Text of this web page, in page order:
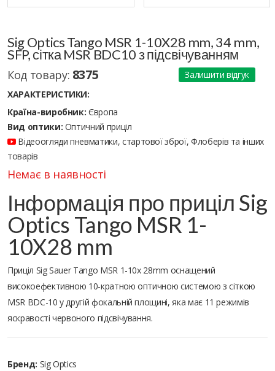
Sig Optics Tango MSR 1-10X28 mm, 34 mm,
SFP, сітка MSR BDC10 з підсвічуванням
Код товару: 8375
Залишити відгук
ХАРАКТЕРИСТИКИ:
Країна-виробник: Європа
Вид оптики: Оптичний приціл
Відеоогляди пневматики, стартової зброї, Флоберів та інших
товарів
Немає в наявності
Інформація про приціл Sig
Optics Tango MSR 1-
10X28 mm
Приціл Sig Sauer Tango MSR 1-10x 28mm оснащений
високоефективною 10-кратною оптичною системою з сіткою
MSR BDC-10 у другій фокальній площині, яка має 11 режимів
яскравості червоного підсвічування.
Бренд: Sig Optics